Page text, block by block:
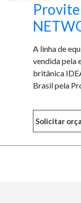
A linha de
vendida pela
britânica
Brasil pela